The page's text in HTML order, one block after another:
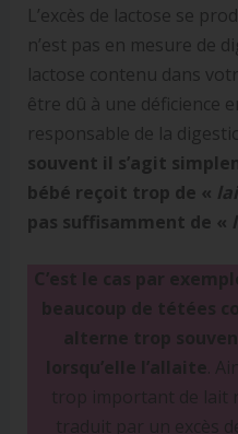
L’excès de lactose se
n’est pas en mesure de
lactose contenu dans
être dû à une déficience
responsable de la
souvent il s’agit
bébé reçoit trop de «
pas suffisamment de «